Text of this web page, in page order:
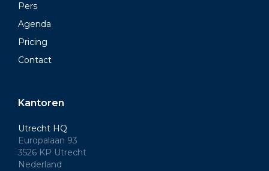
Pers
Agenda
Pricing
Contact
Kantoren
Utrecht HQ
Europalaan 93
3526 KP Utrecht
Nederland